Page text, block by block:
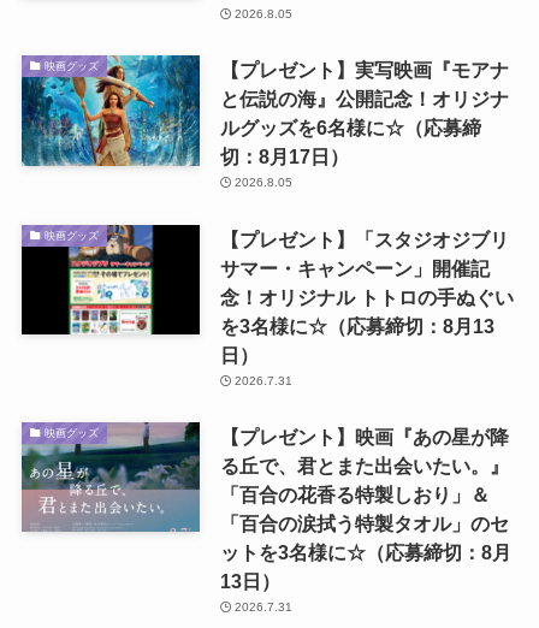
2026.8.05
映画グッズ
【プレゼント】実写映画『モアナ
と伝説の海』公開記念！オリジナ
ルグッズを6名様に☆（応募締
切：8月17日）
2026.8.05
映画グッズ
【プレゼント】「スタジオジブリ
サマー・キャンペーン」開催記
念！オリジナル トトロの手ぬぐい
を3名様に☆（応募締切：8月13
日）
2026.7.31
映画グッズ
【プレゼント】映画『あの星が降
る丘で、君とまた出会いたい。』
「百合の花香る特製しおり」＆
「百合の涙拭う特製タオル」のセ
ットを3名様に☆（応募締切：8月
13日）
2026.7.31